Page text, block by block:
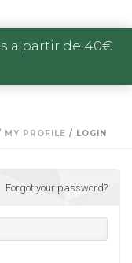
a partir de 40€
MY PROFILE / LOGIN
Forgot your password?